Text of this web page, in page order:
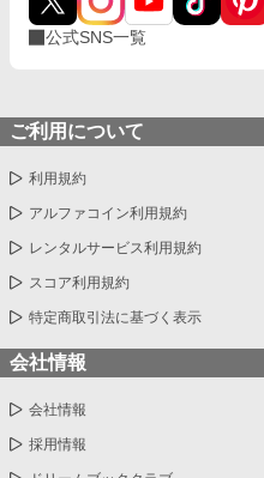
公式SNS一覧
ご利用について
利用規約
アルファコイン利用規約
レンタルサービス利用規約
スコア利用規約
特定商取引法に基づく表示
会社情報
会社情報
採用情報